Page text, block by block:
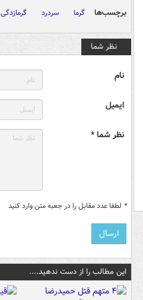
برچسب‌ها گرما سردرد گرمازدگی
نظر شما
نام
ایمیل
نظر شما *
* لطفا عدد مقابل را در جعبه متن وارد کنید
این مطالب را از دست ندهید....